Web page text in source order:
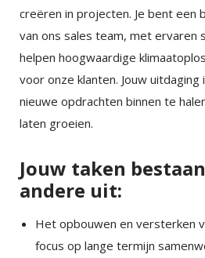
creëren in projecten. Je bent een
van ons sales team, met ervaren
helpen hoogwaardige
voor onze klanten. Jouw
nieuwe opdrachten binnen te
laten groeien.
Jouw taken
andere uit:
Het opbouwen en versterken
focus op lange termijn